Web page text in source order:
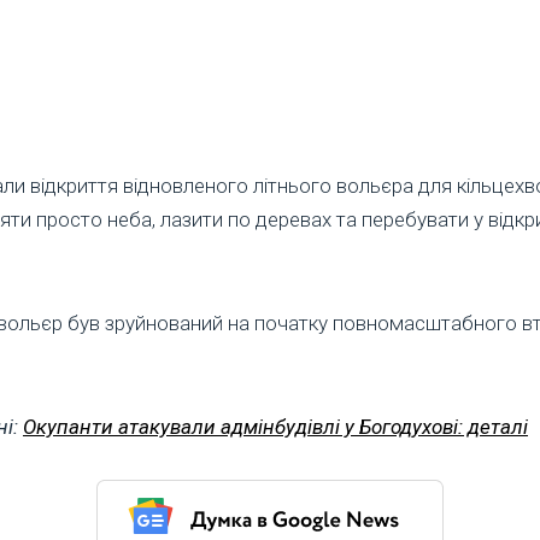
відкриття відновленого літнього вольєра для
просто неба, лазити по деревах та перебувати у
був зруйнований на початку повномасштабного
Окупанти атакували адмінбудівлі у Богодухові: деталі